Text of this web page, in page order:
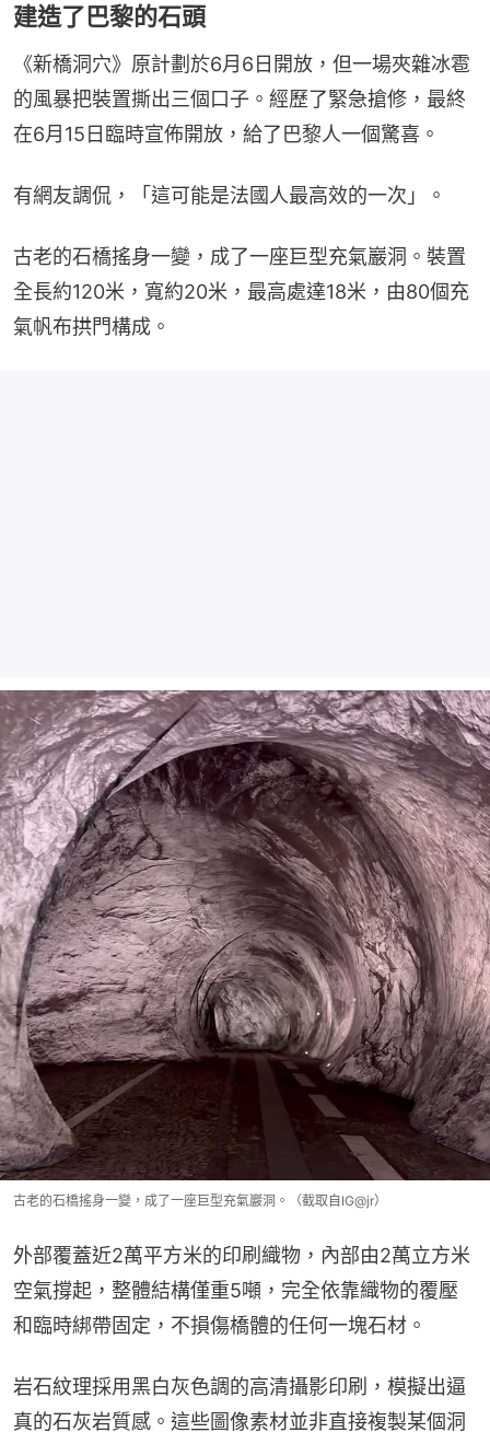
建造了巴黎的石頭
《新橋洞穴》原計劃於6月6日開放，但一場夾雜冰雹
的風暴把裝置撕出三個口子。經歷了緊急搶修，最終
在6月15日臨時宣佈開放，給了巴黎人一個驚喜。
有網友調侃，「這可能是法國人最高效的一次」。
古老的石橋搖身一變，成了一座巨型充氣巖洞。裝置
全長約120米，寬約20米，最高處達18米，由80個充
氣帆布拱門構成。
古老的石橋搖身一變，成了一座巨型充氣巖洞。（截取自IG@jr）
外部覆蓋近2萬平方米的印刷織物，內部由2萬立方米
空氣撐起，整體結構僅重5噸，完全依靠織物的覆壓
和臨時綁帶固定，不損傷橋體的任何一塊石材。
岩石紋理採用黑白灰色調的高清攝影印刷，模擬出逼
真的石灰岩質感。這些圖像素材並非直接複製某個洞